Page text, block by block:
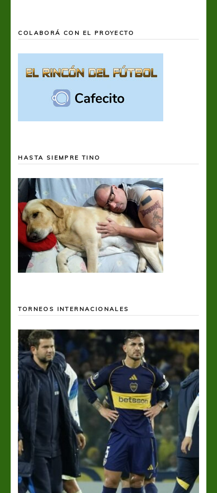
COLABORÁ CON EL PROYECTO
HASTA SIEMPRE TINO
TORNEOS INTERNACIONALES